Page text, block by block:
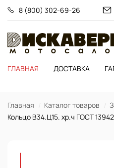
8 (800) 302-69-26
ГЛАВНАЯ
ДОСТАВКА
Главная Каталог товаров
Кольцо B34.Ц15. хр.ч ГОСТ